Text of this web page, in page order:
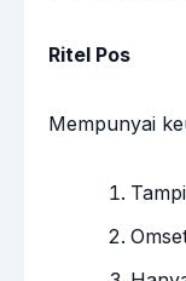
Ritel Pos
Mempunyai